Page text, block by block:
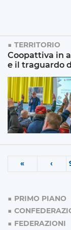
TERRITORIO
Coopattiva in
e il traguardo
« ‹
PRIMO PIANO
FEDERAZIONI